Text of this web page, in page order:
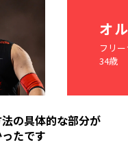
オ
フリ
34歳
の具体的な部分が
たです